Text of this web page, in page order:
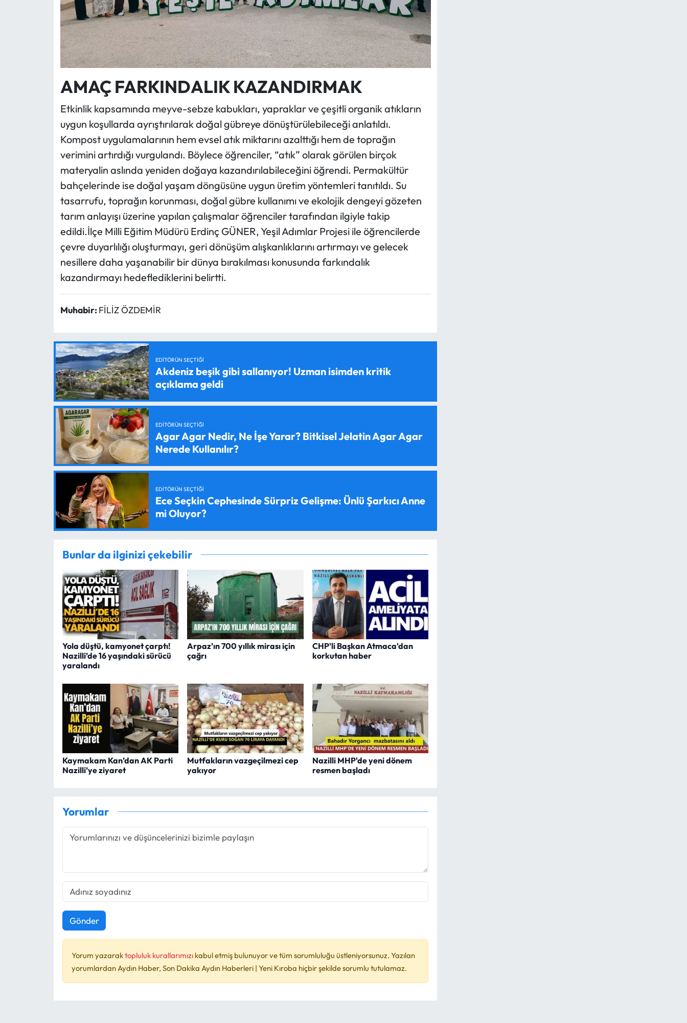
AMAÇ FARKINDALIK KAZANDIRMAK
Etkinlik kapsamında meyve-sebze kabukları, yapraklar ve çeşitli organik atıkların
uygun koşullarda ayrıştırılarak doğal gübreye dönüştürülebileceği anlatıldı.
Kompost uygulamalarının hem evsel atık miktarını azalttığı hem de toprağın
verimini artırdığı vurgulandı. Böylece öğrenciler, “atık” olarak görülen birçok
materyalin aslında yeniden doğaya kazandırılabileceğini öğrendi. Permakültür
bahçelerinde ise doğal yaşam döngüsüne uygun üretim yöntemleri tanıtıldı. Su
tasarrufu, toprağın korunması, doğal gübre kullanımı ve ekolojik dengeyi gözeten
tarım anlayışı üzerine yapılan çalışmalar öğrenciler tarafından ilgiyle takip
edildi.İlçe Milli Eğitim Müdürü Erdinç GÜNER, Yeşil Adımlar Projesi ile öğrencilerde
çevre duyarlılığı oluşturmayı, geri dönüşüm alışkanlıklarını artırmayı ve gelecek
nesillere daha yaşanabilir bir dünya bırakılması konusunda farkındalık
kazandırmayı hedeflediklerini belirtti.
Muhabir: FİLİZ ÖZDEMİR
EDITÖRÜN SEÇTIĞI
Akdeniz beşik gibi sallanıyor! Uzman isimden kritik
açıklama geldi
EDITÖRÜN SEÇTIĞI
Agar Agar Nedir, Ne İşe Yarar? Bitkisel Jelatin Agar Agar
Nerede Kullanılır?
EDITÖRÜN SEÇTIĞI
Ece Seçkin Cephesinde Sürpriz Gelişme: Ünlü Şarkıcı Anne
mi Oluyor?
Bunlar da ilginizi çekebilir
Yola düştü, kamyonet çarptı!
Nazilli’de 16 yaşındaki sürücü
yaralandı
Arpaz’ın 700 yıllık mirası için
çağrı
CHP'li Başkan Atmaca'dan
korkutan haber
Kaymakam Kan’dan AK Parti
Nazilli’ye ziyaret
Mutfakların vazgeçilmezi cep
yakıyor
Nazilli MHP'de yeni dönem
resmen başladı
Yorumlar
Gönder
Yorum yazaraktopluluk kurallarımızı kabul etmiş bulunuyor ve tüm sorumluluğu üstleniyorsunuz. Yazılan
yorumlardan Aydın Haber, Son Dakika Aydın Haberleri | Yeni Kıroba hiçbir şekilde sorumlu tutulamaz.